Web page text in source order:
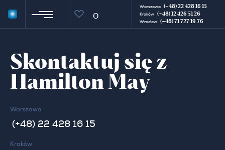
0
Warszawa (+48) 22 428 16 15
Kraków (+48) 12 426 51 26
Wrocław (+48) 71 727 19 76
Skontaktuj się z
Hamilton May
Warszawa
(+48) 22 428 16 15
Kraków